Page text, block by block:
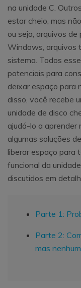
na unidade C.
estar cheio, mas
ou seja, arquivos
Windows, arquivos
sistema. Todos
potenciais para
deixar espaço para
disso, você recebe
unidade de disco
ajudá-lo a aprender
algumas soluções
liberar espaço para
funcional da
discutidos em
Parte 1:
Parte 2:
mas